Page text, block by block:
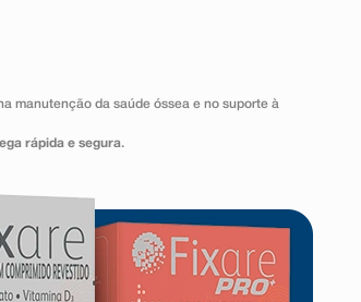
manutenção da saúde óssea e no suporte à
rápida e segura.